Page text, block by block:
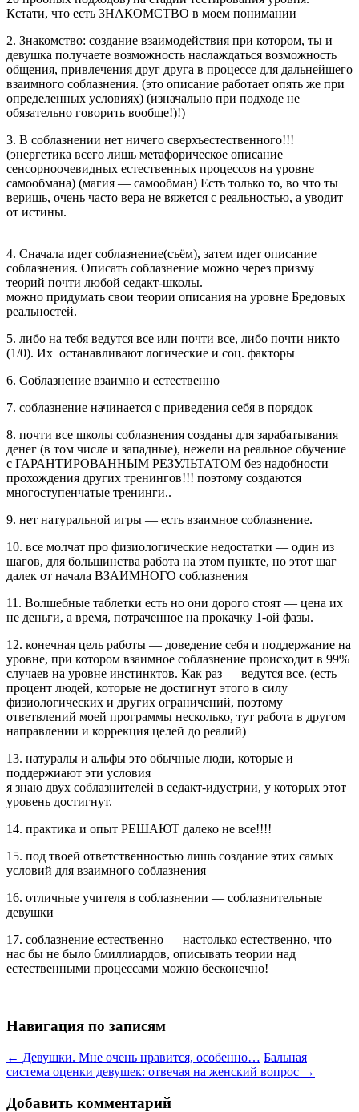
Кстати, что есть ЗНАКОМСТВО в моем понимании
2. Знакомство: создание взаимодействия при котором, ты и
девушка получаете возможность наслаждаться возможность
общения, привлечения друг друга в процессе для дальнейшего
взаимного соблазнения. (это описание работает опять же при
определенных условиях) (изначально при подходе не
обязательно говорить вообще!)!)
3. В соблазнении нет ничего сверхъестественного!!!
(энергетика всего лишь метафорическое описание
сенсорноочевидных естественных процессов на уровне
самообмана) (магия — самообман) Есть только то, во что ты
веришь, очень часто вера не вяжется с реальностью, а уводит
от истины.
4. Сначала идет соблазнение(съём), затем идет описание
соблазнения. Описать соблазнение можно через призму
теорий почти любой седакт-школы.
можно придумать свои теории описания на уровне Бредовых
реальностей.
5. либо на тебя ведутся все или почти все, либо почти никто
(1/0). Их останавливают логические и соц. факторы
6. Соблазнение взаимно и естественно
7. соблазнение начинается с приведения себя в порядок
8. почти все школы соблазнения созданы для зарабатывания
денег (в том числе и западные), нежели на реальное обучение
с ГАРАНТИРОВАННЫМ РЕЗУЛЬТАТОМ без надобности
прохождения других тренингов!!! поэтому создаются
многоступенчатые тренинги..
9. нет натуральной игры — есть взаимное соблазнение.
10. все молчат про физиологические недостатки — один из
шагов, для большинства работа на этом пункте, но этот шаг
далек от начала ВЗАИМНОГО соблазнения
11. Волшебные таблетки есть но они дорого стоят — цена их
не деньги, а время, потраченное на прокачку 1-ой фазы.
12. конечная цель работы — доведение себя и поддержание на
уровне, при котором взаимное соблазнение происходит в 99%
случаев на уровне инстинктов. Как раз — ведутся все. (есть
процент людей, которые не достигнут этого в силу
физиологических и других ограничений, поэтому
ответвлений моей программы несколько, тут работа в другом
направлении и коррекция целей до реалий)
13. натуралы и альфы это обычные люди, которые и
поддержиают эти условия
я знаю двух соблазнителей в седакт-идустрии, у которых этот
уровень достигнут.
14. практика и опыт РЕШАЮТ далеко не все!!!!
15. под твоей ответственностью лишь создание этих самых
условий для взаимного соблазнения
16. отличные учителя в соблазнении — соблазнительные
девушки
17. соблазнение естественно — настолько естественно, что
нас бы не было 6миллиардов, описывать теории над
естественными процессами можно бесконечно!
Навигация по записям
← Девушки. Мне очень нравится, особенно… Бальная
система оценки девушек: отвечая на женский вопрос →
Добавить комментарий